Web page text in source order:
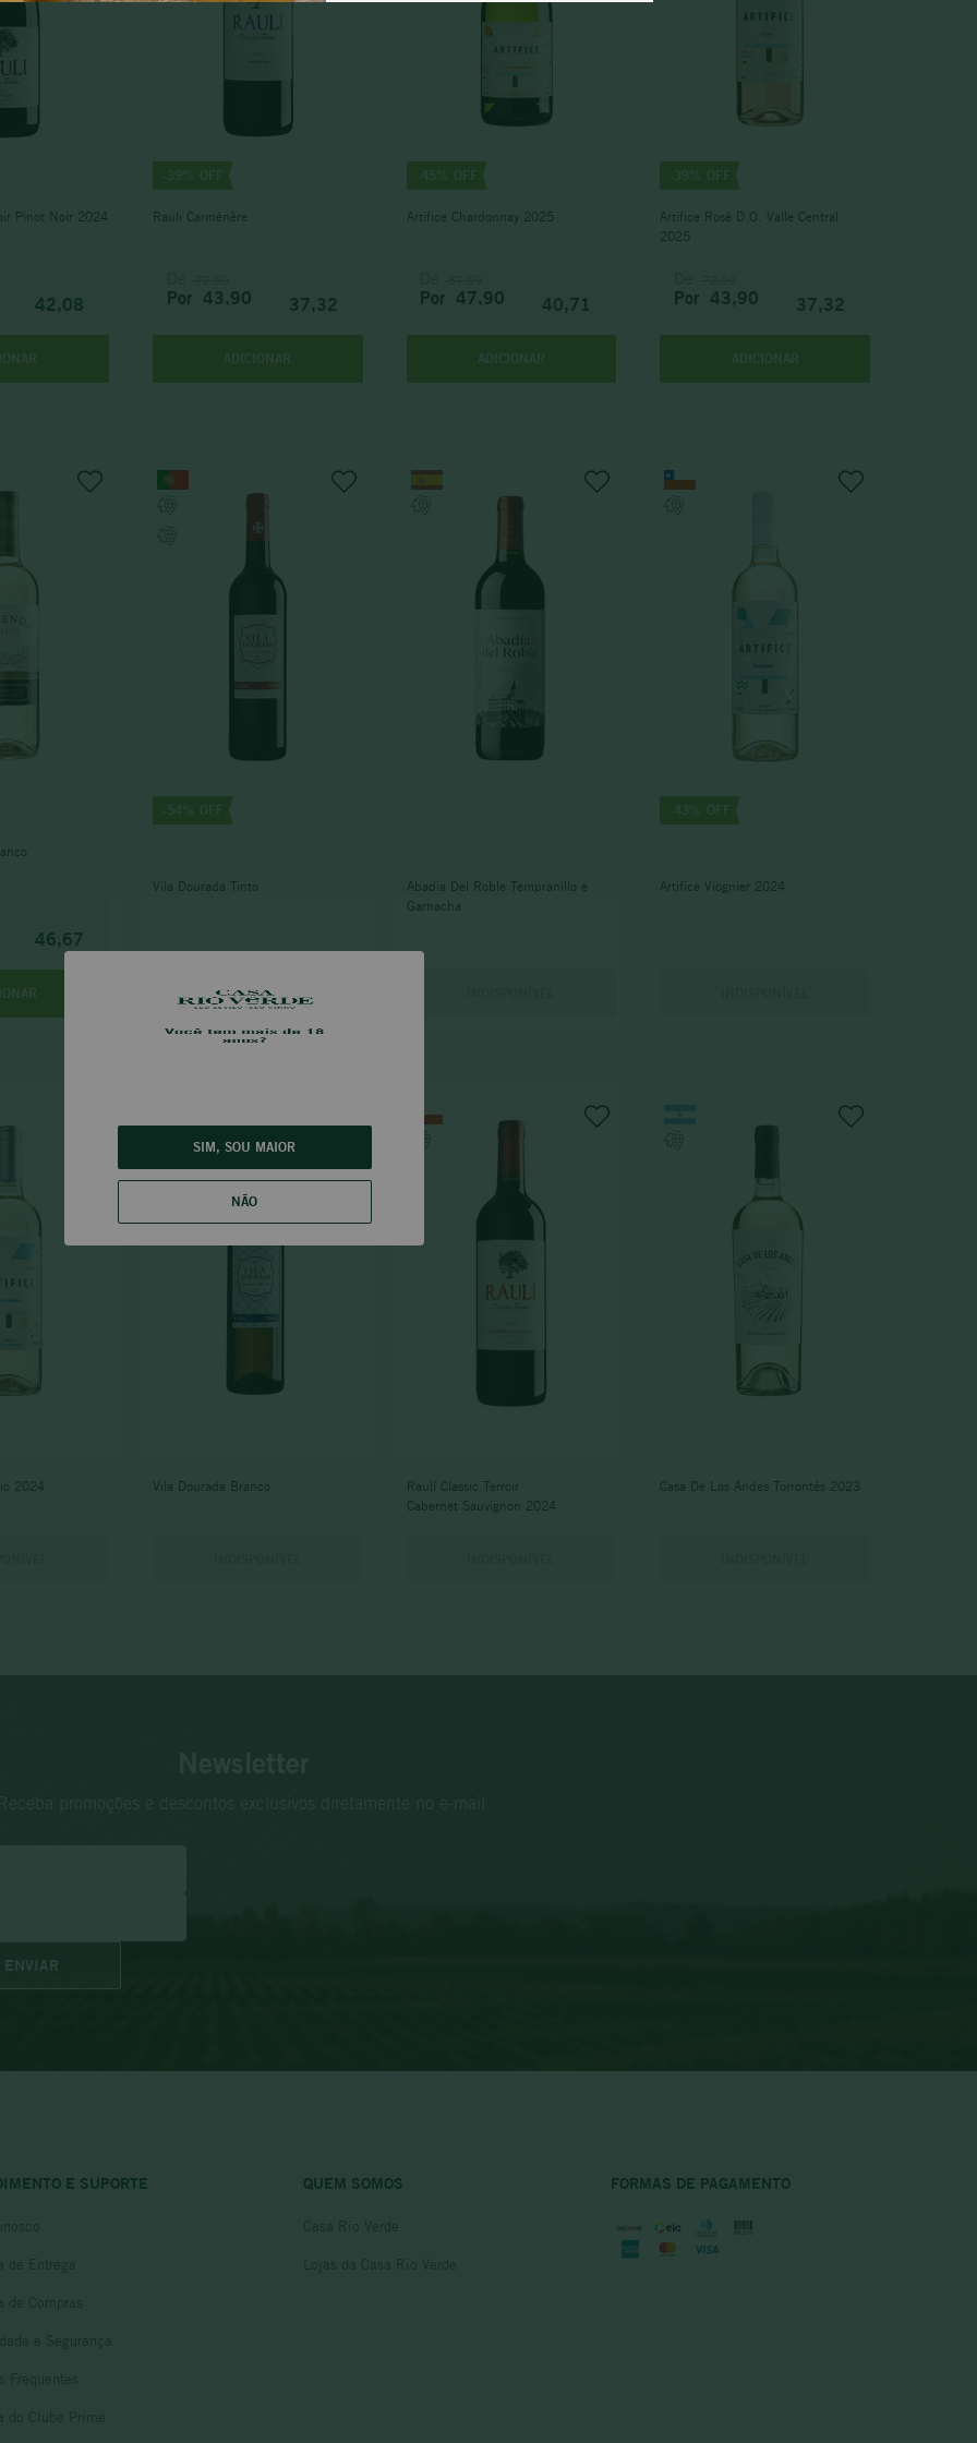
SIM, SOU MAIOR
NÃO
Pinot Noir 2024
42,08
-39%
Rauli Carménère
Por 43,90 37,32
ADICIONAR
-45%
Artifice Chardonnay 2025
Por 47,90 40,71
ADICIONAR
-39%
Artifice Rosé D.O. Valle Central
2025
Por 43,90 37,32
ADICIONAR
46,67
- 54%
Vila Dourada Tinto
INDISPONÍVEL
Abadia Del Roble Tempranillo e
Garnacha
-43%
Artifice Viognier 2024
2024 Vila Dourada Branco
Raulí Classic Terroir
Cabernet Sauvignon 2024
Casa De Los Andes Torrontés 2023
ENVIAR
E SUPORTE QUEM SOMOS FORMAS DE PAGAMENTO
noir